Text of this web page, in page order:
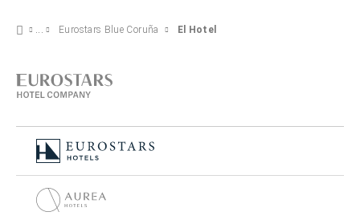
Eurostars Blue Coruña El Hotel